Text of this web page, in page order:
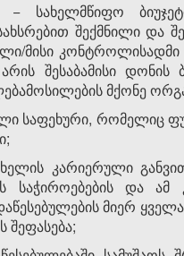
− სახელმწიფო
სახსრებით შექმნილი და
მისი
შესაბამისი
მქონე
საფეხური, რომელიც
კარიერული
საჭიროებების და
მიერ
შეფასება;